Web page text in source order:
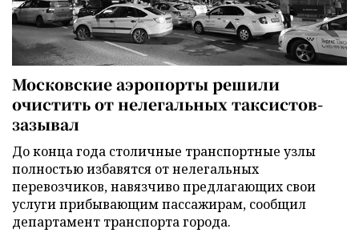
Московские аэропорты решили
очистить от нелегальных таксистов-
зазывал
До конца года столичные транспортные узлы
полностью избавятся от нелегальных
перевозчиков, навязчиво предлагающих свои
услуги прибывающим пассажирам, сообщил
департамент транспорта города.